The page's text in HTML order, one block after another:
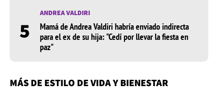
5
ANDREA VALDIRI
Mamá de Andrea Valdiri habría enviado indirecta
para el ex de su hija: "Cedí por llevar la fiesta en
paz"
MÁS DE ESTILO DE VIDA Y BIENESTAR